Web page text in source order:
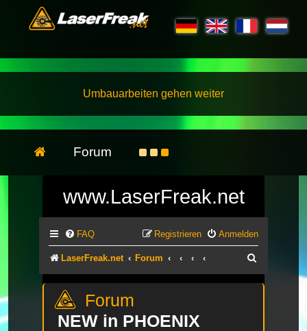
Umbauarbeiten gehen weiter
Forum
www.LaserFreak.net
FAQ Anmelden
Registrieren
LaserFreak.net Forum
NEW in PHOENIX